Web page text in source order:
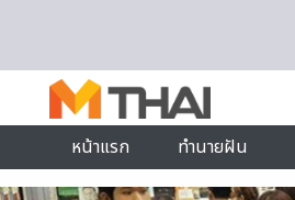
หน้าแรก
ทำนายฝัน